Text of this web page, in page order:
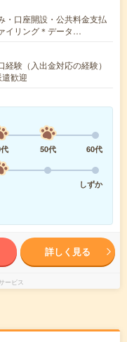
・口座開設・公共料金支払
イリング＊データ…
験（入出金対応の経験）
歓迎
50代
60代
しずか
詳しく見る
ービス